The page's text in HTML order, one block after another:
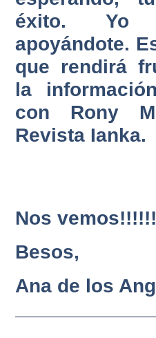
éxito. Yo
apoyándote.
que rendirá
la
con Rony
Revista Ianka.
Nos
Besos,
Ana de los